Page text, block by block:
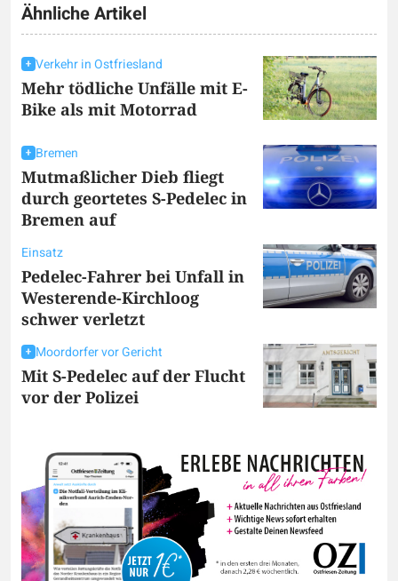
Ähnliche Artikel
Verkehr in Ostfriesland
Mehr tödliche Unfälle mit E-
Bike als mit Motorrad
Bremen
Mutmaßlicher Dieb fliegt
durch geortetes S-Pedelec in
Bremen auf
Einsatz
Pedelec-Fahrer bei Unfall in
Westerende-Kirchloog
schwer verletzt
Moordorfer vor Gericht
Mit S-Pedelec auf der Flucht
vor der Polizei